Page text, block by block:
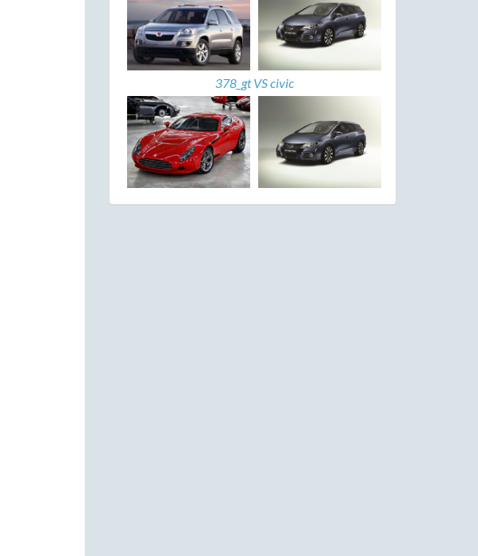
378_gt VS civic